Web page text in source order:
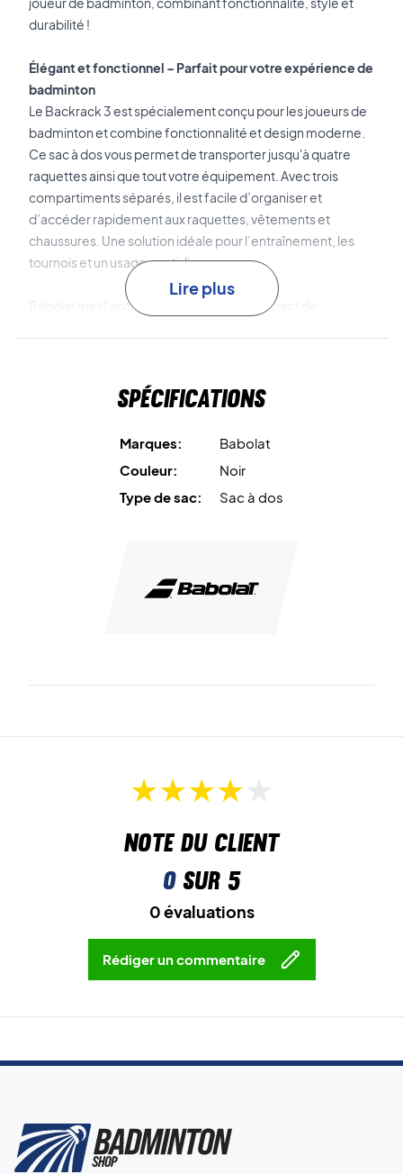
durabilité !
Élégant et fonctionnel – Parfait pour votre expérience de
badminton
Le Backrack 3 est spécialement conçu pour les joueurs de
badminton et combine fonctionnalité et design moderne.
Ce sac à dos vous permet de transporter jusqu'à quatre
raquettes ainsi que tout votre équipement. Avec trois
compartiments séparés, il est facile d’organiser et
d’accéder rapidement aux raquettes, vêtements et
chaussures. Une solution idéale pour l’entraînement, les
tournois et un usage quotidien.
Babolat met l'accent sur la qualité et le respect de
est faite à 100 % de PET recyclé et est 'sans couleur', ce qui
Que ce soit pour un entraînement, un match important ou
une partie entre amis, le Backrack 3 simplifie tout. Ce sac à
dos élégant est le compagnon parfait pour tout joueur de
votre Babolat Backrack 3 dès aujourd'hui !
Lire plus
Spécifications
Marques:
Babolat
Couleur:
Noir
Type de sac:
Sac à dos
Note du client
0sur 5
0 évaluations
Rédiger un commentaire